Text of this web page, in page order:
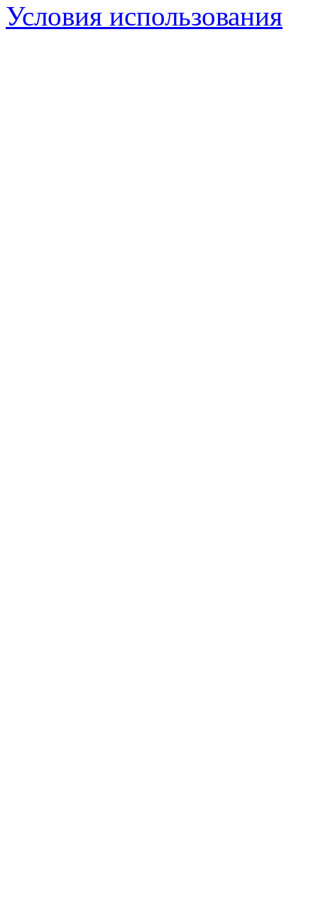
Условия использования